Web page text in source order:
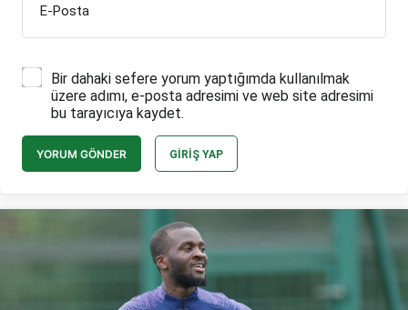
E-Posta
Bir dahaki sefere yorum yaptığımda kullanılmak
üzere adımı, e-posta adresimi ve web site adresimi
bu tarayıcıya kaydet.
YORUM GÖNDER GIRIŞ YAP